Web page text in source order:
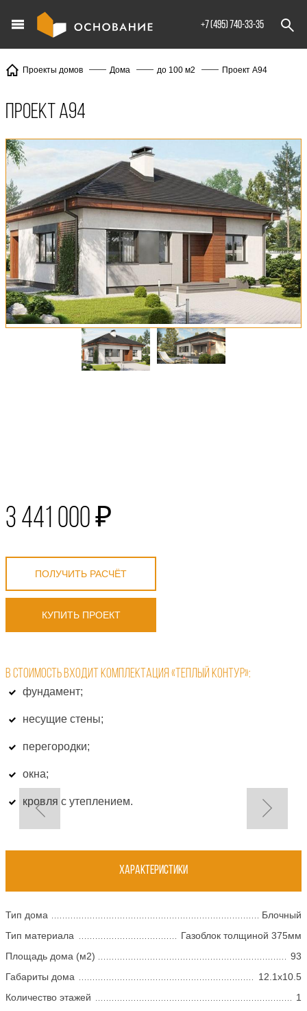
+7 (495) 740-33-35
Проекты домов Дома до 100 м2 Проект А94
Проект А94
3 441 000 ₽
ПОЛУЧИТЬ РАСЧЁТ
КУПИТЬ ПРОЕКТ
В СТОИМОСТЬ ВХОДИТ КОМПЛЕКТАЦИЯ «ТЕПЛЫЙ КОНТУР»:
фундамент;
несущие стены;
перегородки;
окна;
кровля с утеплением.
Характеристики
Тип дома
Блочный
Тип материала
Газоблок толщиной 375мм
Площадь дома (м2)
93
Габариты дома
12.1х10.5
Количество этажей
1